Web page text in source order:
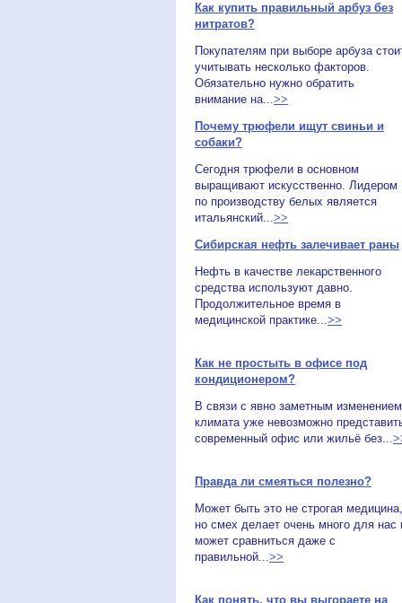
Как купить правильный арбуз без
нитратов?
Покупателям при выборе арбуза
учитывать несколько факторов.
Обязательно нужно обратить
внимание на...>>
Почему трюфели ищут свиньи и
собаки?
Сегодня трюфели в основном
выращивают искусственно. Лидером
по производству белых является
итальянский...>>
Сибирская нефть залечивает раны
Нефть в качестве лекарственного
средства используют давно.
Продолжительное время в
медицинской практике...>>
Как не простыть в офисе под
кондиционером?
В связи с явно заметным изменением
климата уже невозможно
современный офис или жильё без...
Правда ли смеяться полезно?
Может быть это не строгая медицина,
но смех делает очень много для нас
может сравниться даже с
правильной...>>
Как понять, что вы выгораете на